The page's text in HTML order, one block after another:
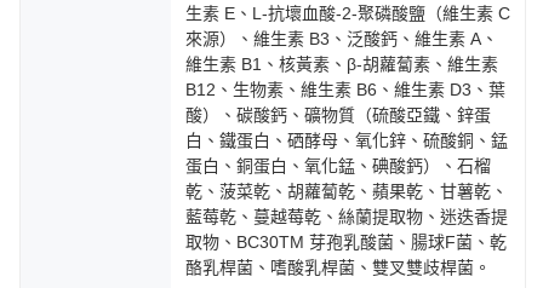
生素 E、L-抗壞血酸-2-聚磷酸鹽（維生素 C
來源）、維生素 B3、泛酸鈣、維生素 A、
維生素 B1、核黃素、β-胡蘿蔔素、維生素
B12、生物素、維生素 B6、維生素 D3、葉
酸）、碳酸鈣、礦物質（硫酸亞鐵、鋅蛋
白、鐵蛋白、硒酵母、氧化鋅、硫酸銅、錳
蛋白、銅蛋白、氧化錳、碘酸鈣）、石榴
乾、菠菜乾、胡蘿蔔乾、蘋果乾、甘薯乾、
藍莓乾、蔓越莓乾、絲蘭提取物、迷迭香提
取物、BC30TM 芽孢乳酸菌、腸球F菌、乾
酪乳桿菌、嗜酸乳桿菌、雙叉雙歧桿菌。